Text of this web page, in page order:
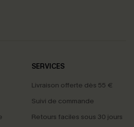
SERVICES
Livraison offerte dès 55 €
Suivi de commande
Retours faciles sous 30 jours